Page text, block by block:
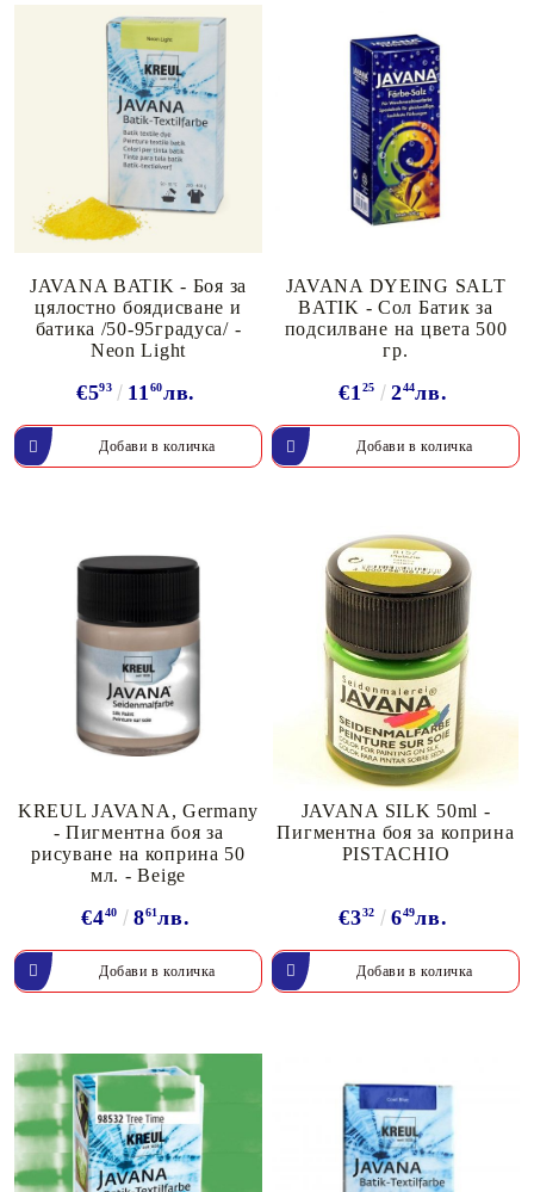
JAVANA BATIK - Боя за
цялостно боядисване и
батика /50-95градуса/ -
Neon Light
€593 1160лв.
JAVANA DYEING SALT
BATIK - Сол Батик за
подсилване на цвета 500
гр.
€125 244лв.
KREUL JAVANA, Germany
- Пигментна боя за
рисуване на коприна 50
мл. - Beige
€440 861лв.
JAVANA SILK 50ml -
Пигментна боя за коприна
PISTACHIO
€332 649лв.